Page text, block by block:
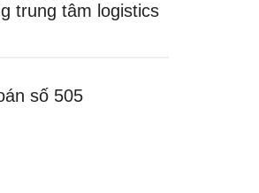
trung tâm logistics
số 505